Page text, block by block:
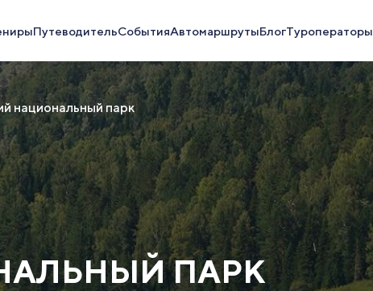
ПутеводительСобытияАвтомаршрутыБлогТуроператоры
национальный парк
ПАРК